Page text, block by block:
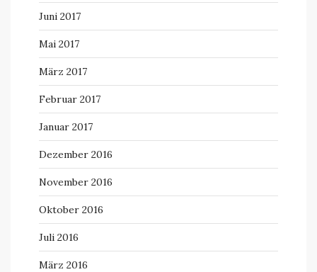
Juni 2017
Mai 2017
März 2017
Februar 2017
Januar 2017
Dezember 2016
November 2016
Oktober 2016
Juli 2016
März 2016